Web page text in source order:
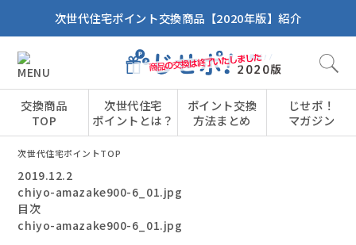
次世代住宅ポイント交換商品【2020年版】紹介
交換商品
TOP
次世代住宅
ポイントとは？
ポイント交換
方法まとめ
じせポ！
マガジン
次世代住宅ポイントTOP
2019.12.2
chiyo-amazake900-6_01.jpg
目次
chiyo-amazake900-6_01.jpg